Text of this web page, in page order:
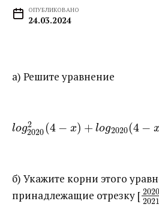
ОПУБЛИКОВАНО
24.03.2024
а) Решите уравнение
log2
2020(4 − x) + log2020(4 −
б) Укажите корни этого
принадлежащие отрезку [​ 2020
2021